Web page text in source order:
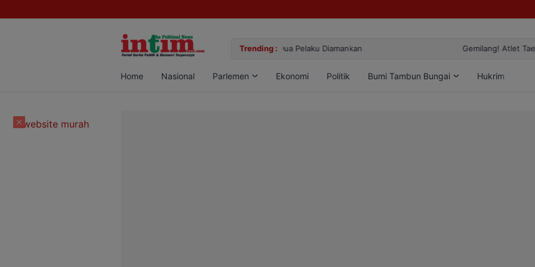
Trending :
Sabu di Pangkalan Bun, Dua Pelaku Diamankan Gemilang! Atlet Taekwondo Kobar Panen 89 Medali di Ajang
Home Nasional Parlemen Ekonomi Politik Bumi Tambun Bungai Hukrim